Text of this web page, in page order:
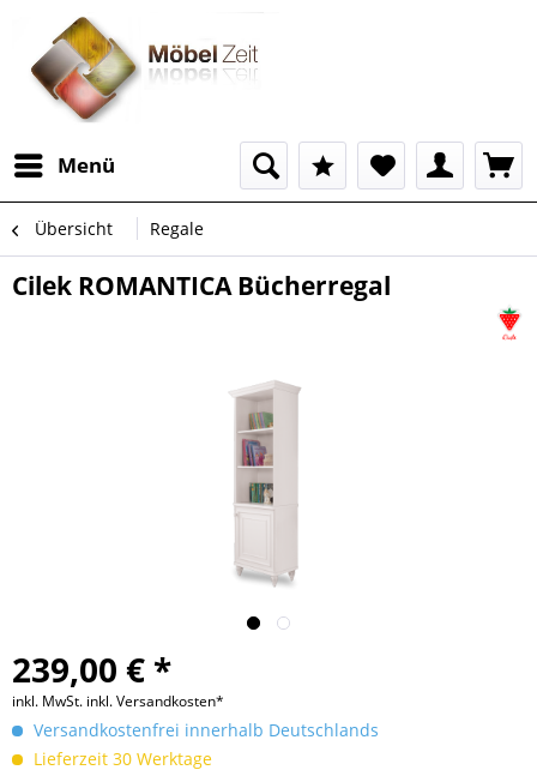
Menü
Übersicht Regale
Cilek ROMANTICA Bücherregal
239,00 € *
inkl. MwSt. inkl. Versandkosten*
Versandkostenfrei innerhalb Deutschlands
Lieferzeit 30 Werktage